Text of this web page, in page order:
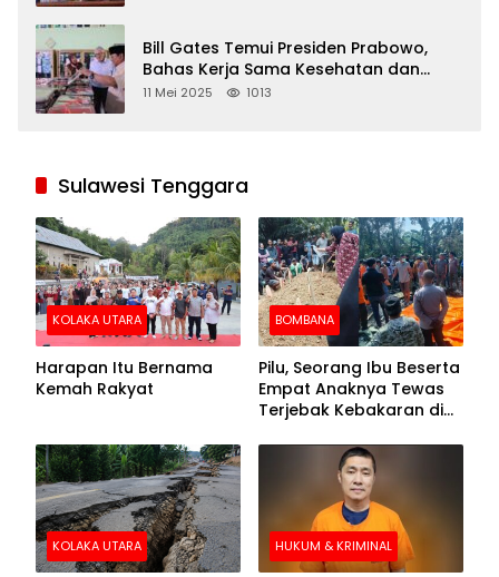
Bill Gates Temui Presiden Prabowo,
Bahas Kerja Sama Kesehatan dan
Program Makan Bergizi Gratis
11 Mei 2025 1013
Sulawesi Tenggara
KOLAKA UTARA
Harapan Itu Bernama
Kemah Rakyat
BOMBANA
Pilu, Seorang Ibu Beserta
Empat Anaknya Tewas
Terjebak Kebakaran di
KOLAKA UTARA HUKUM & KRIMINAL